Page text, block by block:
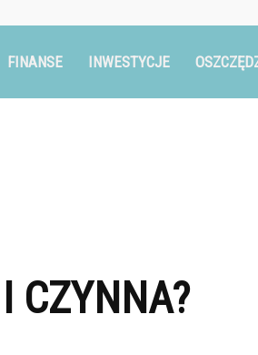
FINANSE INWESTYCJE
CZYNNA?